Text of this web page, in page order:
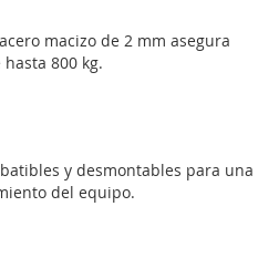
macizo de 2 mm asegura
800 kg.
y desmontables para una
del equipo.